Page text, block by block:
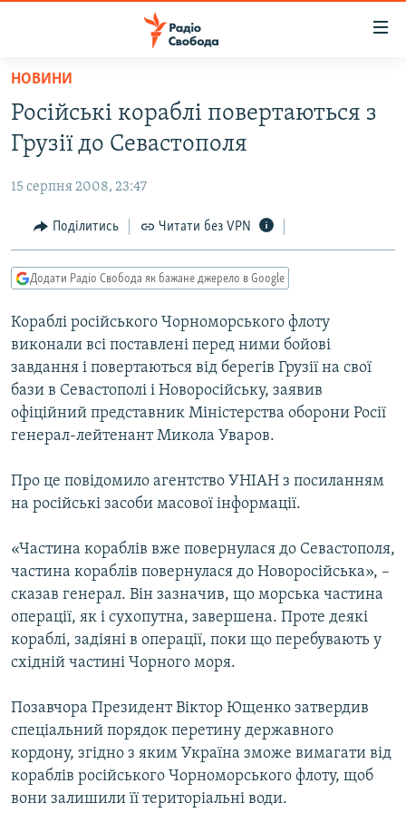
Перейти
основного
матеріалу
Перейти
до
навігації
Перейти
до
РАДІО СВОБОДА – 70 РОКІВ
СТАТТІ
ПОЛІТИКА
ЕКОНОМІКА
КУЛЬТУРА
СПОРТ
СВІТ
ВІЙНА
РОСІЙСЬКА «ФІЛЬТРАЦІЯ»
КРИМ.РЕАЛІЇ
ТИ ЯК?
КИТАЙ.ВИКЛИКИ
МУЛЬТИМЕДІА
СПЕЦПРОЄКТИ
КРИМ РЕАЛІЇ
РУС
УКР
КТАТ
ДОЛУЧАЙСЯ!
НОВИНИ
Російські кораблі повертаються з
Грузії до Севастополя
15 серпня 2008, 23:47
Поділитись Читати без VPN
Додати Радіо Свобода як бажане джерело в Google
Кораблі російського Чорноморського флоту
виконали всі поставлені перед ними бойові
завдання і повертаються від берегів Грузії на свої
бази в Севастополі і Новоросійську, заявив
офіційний представник Міністерства оборони Росії
генерал-лейтенант Микола Уваров.
Про це повідомило агентство УНІАН з посиланням
на російські засоби масової інформації.
«Частина кораблів вже повернулася до Севастополя,
частина кораблів повернулася до Новоросійська», –
сказав генерал. Він зазначив, що морська частина
операції, як і сухопутна, завершена. Проте деякі
кораблі, задіяні в операції, поки що перебувають у
східній частині Чорного моря.
Позавчора Президент Віктор Ющенко затвердив
спеціальний порядок перетину державного
кордону, згідно з яким Україна зможе вимагати від
кораблів російського Чорноморського флоту, щоб
вони залишили її територіальні води.